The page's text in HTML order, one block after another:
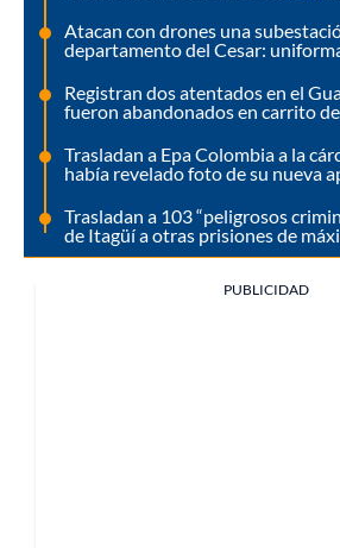
Atacan con drones una
departamento del Cesar:
Registran dos atentados en el
fueron abandonados en carrito
Trasladan a Epa Colombia a la
había revelado foto de su nueva
Trasladan a 103 “peligrosos
de Itagüí a otras prisiones de
PUBLICIDAD